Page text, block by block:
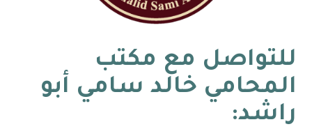
للتواصل مع مكتب
المحامي خالد سامي أبو
راشد: